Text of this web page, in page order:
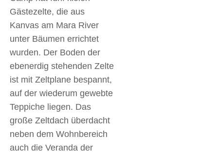
Gästezelte, die aus
Kanvas am Mara River
unter Bäumen errichtet
wurden. Der Boden der
ebenerdig stehenden Zelte
ist mit Zeltplane bespannt,
auf der wiederum gewebte
Teppiche liegen. Das
große Zeltdach überdacht
neben dem Wohnbereich
auch die Veranda der